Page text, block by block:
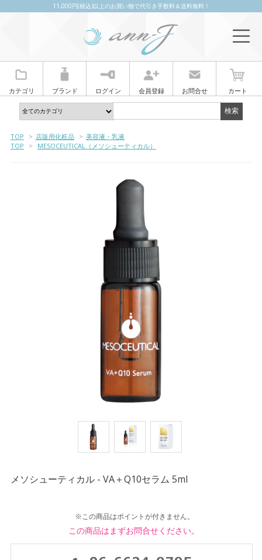
11,000円(税込)以上のお買い物で代引き手数料＆送料無料！
カテゴリ ブランド ログイン 会員登録 お問合せ カート
TOP > 店販用化粧品 > 美容液・乳液
TOP
> MESOCEUTICAL（メソシューティカル）
メソシューティカル - VA＋Q10セラム 5ml
※この商品はポイントが付きません。
この商品はまずお問合せください。